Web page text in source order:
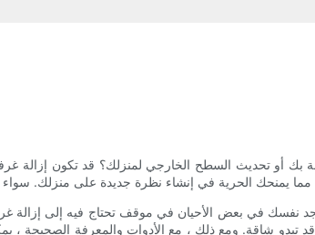
بك أو تحديث السطح الخارجي لمنزلك؟ قد تكون إزالة
تجد نفسك في بعض الأحيان في موقف تحتاج فيه إلى
تبدو شاقة. ومع ذلك ، مع الأدوات والمعرفة الصحيحة